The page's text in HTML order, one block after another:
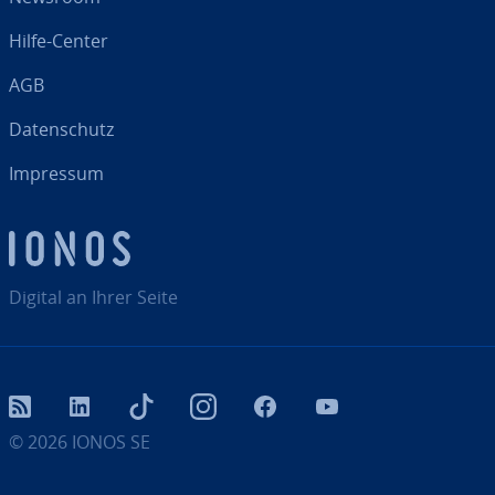
Digital an Ihrer Seite
Hilfe-Center
AGB
Da­ten­schutz
Impressum
© 2026 IONOS SE
RSS LinkedIn tiktok InstagramFacebook